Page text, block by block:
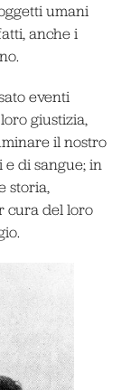
umani
anche i
eventi
giustizia,
il nostro
di sangue; in
storia,
cura del loro